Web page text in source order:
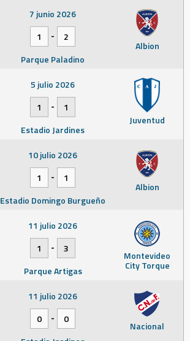
Albion
7 junio 2026
1
-
2
Parque Paladino
Juventud
5 julio 2026
1
-
1
Estadio Jardines
Albion
10 julio 2026
1
-
1
Estadio Domingo Burgueño
Montevideo
City Torque
11 julio 2026
1
-
3
Parque Artigas
Nacional
11 julio 2026
0
-
0